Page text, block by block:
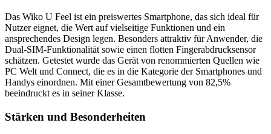
Das Wiko U Feel ist ein preiswertes Smartphone, das sich ideal für
Nutzer eignet, die Wert auf vielseitige Funktionen und ein
ansprechendes Design legen. Besonders attraktiv für Anwender, die
Dual-SIM-Funktionalität sowie einen flotten Fingerabdrucksensor
schätzen. Getestet wurde das Gerät von renommierten Quellen wie
PC Welt und Connect, die es in die Kategorie der Smartphones und
Handys einordnen. Mit einer Gesamtbewertung von 82,5%
beeindruckt es in seiner Klasse.
Stärken und Besonderheiten